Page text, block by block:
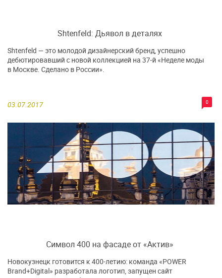
Shtenfeld: Дьявол в деталях
03.07.2017 0
Shtenfeld — это молодой дизайнерский бренд, успешно
дебютировавший с новой коллекцией на 37-й «Неделе моды
в Москве. Сделано в России».
Cимвол 400 на фасаде от «Актив»
Новокузнецк готовится к 400-летию: команда «POWER
Brand+Digital» разработала логотип, запущен сайт